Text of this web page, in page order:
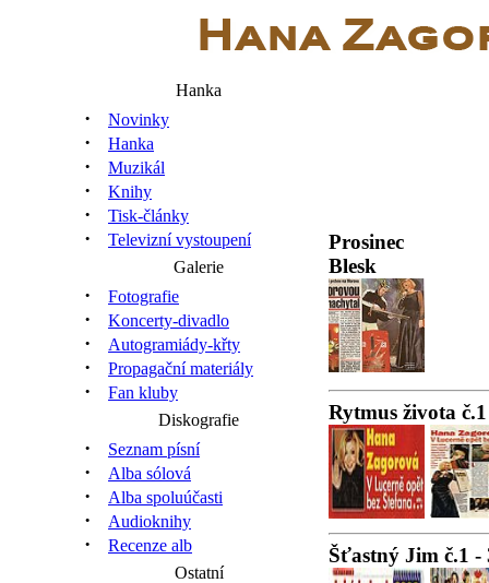
Hanka
· Novinky
· Hanka
· Muzikál
· Knihy
· Tisk-články
·
Televizní vystoupení
Galerie
· Fotografie
· Koncerty-divadlo
· Autogramiády-křty
· Propagační materiály
·
Fan kluby
Diskografie
· Seznam písní
· Alba sólová
· Alba spoluúčasti
· Audioknihy
·
Recenze alb
Ostatní
Prosinec
Blesk
Rytmus života
Šťastný Jim č.1 -